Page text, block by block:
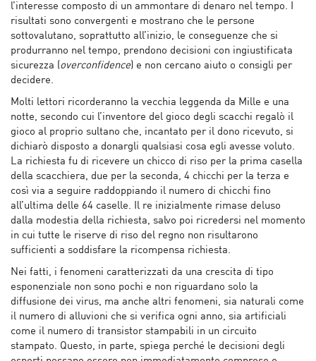
l’interesse composto di un ammontare di denaro nel tempo. I
risultati sono convergenti e mostrano che le persone
sottovalutano, soprattutto all’inizio, le conseguenze che si
produrranno nel tempo, prendono decisioni con ingiustificata
sicurezza (overconfidence) e non cercano aiuto o consigli per
decidere.
Molti lettori ricorderanno la vecchia leggenda da Mille e una
notte, secondo cui l’inventore del gioco degli scacchi regalò il
gioco al proprio sultano che, incantato per il dono ricevuto, si
dichiarò disposto a donargli qualsiasi cosa egli avesse voluto.
La richiesta fu di ricevere un chicco di riso per la prima casella
della scacchiera, due per la seconda, 4 chicchi per la terza e
così via a seguire raddoppiando il numero di chicchi fino
all’ultima delle 64 caselle. Il re inizialmente rimase deluso
dalla modestia della richiesta, salvo poi ricredersi nel momento
in cui tutte le riserve di riso del regno non risultarono
sufficienti a soddisfare la ricompensa richiesta.
Nei fatti, i fenomeni caratterizzati da una crescita di tipo
esponenziale non sono pochi e non riguardano solo la
diffusione dei virus, ma anche altri fenomeni, sia naturali come
il numero di alluvioni che si verifica ogni anno, sia artificiali
come il numero di transistor stampabili in un circuito
stampato. Questo, in parte, spiega perché le decisioni degli